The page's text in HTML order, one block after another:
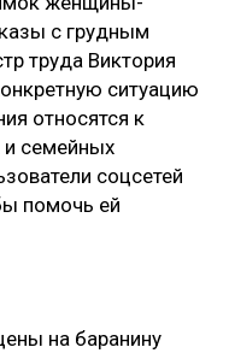
с грудным
труда Виктория
ситуацию
относятся к
семейных
соцсетей
помочь ей
на баранину